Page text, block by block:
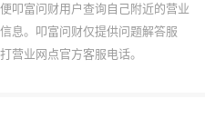
叩富问财用户查询自己附近的营业
息。叩富问财仅提供问题解答服
营业网点官方客服电话。